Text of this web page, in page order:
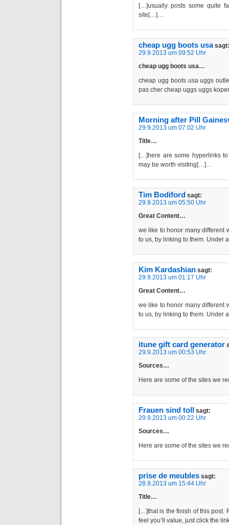
[…]usually posts some quite
site[…]…
cheap ugg boots usa sagt:
29.9.2013 um 09:52 Uhr
cheap ugg boots usa…
cheap ugg boots usa uggs
pas cher cheap uggs uggs
Morning after Pill
29.9.2013 um 07:02 Uhr
Title…
[…]here are some hyperlinks
may be worth visiting[…]…
Tim Bodiford sagt:
29.9.2013 um 05:50 Uhr
Great Content…
we like to honor many different
to us, by linking to them. Under
Kim Kardashian sagt:
29.9.2013 um 01:17 Uhr
Great Content…
we like to honor many different
to us, by linking to them. Under
itune gift card generator
29.9.2013 um 00:53 Uhr
Sources…
Here are some of the sites we
Frauen sind toll
sagt:
29.9.2013 um 00:22 Uhr
Sources…
Here are some of the sites we
prise de meubles sagt:
28.9.2013 um 15:44 Uhr
Title…
[…]that is the finish of this post.
feel you’ll value, just click the